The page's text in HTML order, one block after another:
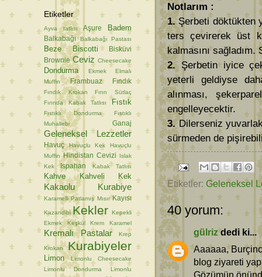
Notlarım :
1.Şerbeti döktükten
ters çevirerek üst
kalmasını
2.Şerbetin iyice
yeterli geldiyse
alınması,
engelleyecektir.
3.Dilerseniz
sürmeden de
Etiketler: Geleneksel
40 yorum:
gülrizdedi ki...
Aaaaaa,
blog ziyareti
Gözümün
Etiketler
Ayva tatlısı Aşure Badem
Balkabağı Balkabağı Pastası
Beze Biscotti
Bisküvi
Brownie Ceviz Cheesecake
Dondurma Ekmek
Elmalı
Muffin
Frambuaz Fındık
Fındık Krokan
Fırın Sütlaç
Fırında Kabak Tatlısı
Fıstık
Fıstıklı Dondurma
Fıstıklı
Muhallebi
Ganaj
Geleneksel Lezzetler
Havuç Havuçlu Kek
Havuçlu
Muffin Hindistan Cevizi
Islak
Kek
Ispahan Kabak Tatlısı
Kahve Kahveli Kek
Kakaolu Kurabiye
Karamelli Patlamış Mısır Kayısı
Kazandibi Kekler Kepekli
Ekmek
Keşkül Krem Karamel
Kremalı Pastalar Krep
Krokan Kurabiyeler
Limon
Limonlu Cheesecake
Limonlu Dondurma
Limonlu